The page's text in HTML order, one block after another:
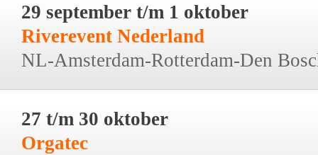
29 september t/m 1 oktober
Riverevent Nederland
NL-Amsterdam-Rotterdam-Den
27 t/m 30 oktober
Orgatec